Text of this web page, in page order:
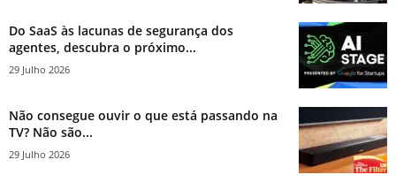
Do SaaS às lacunas de segurança dos
agentes, descubra o próximo...
29 Julho 2026
Não consegue ouvir o que está passando na
TV? Não são...
29 Julho 2026